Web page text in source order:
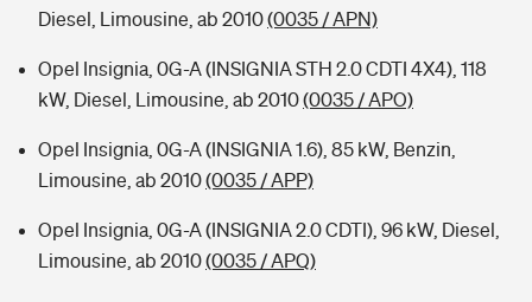
Diesel, Limousine, ab 2010(0035 / APN)
Opel Insignia, 0G-A (INSIGNIA STH 2.0 CDTI 4X4), 118
kW, Diesel, Limousine, ab 2010(0035 / APO)
Opel Insignia, 0G-A (INSIGNIA 1.6), 85 kW, Benzin,
Limousine, ab 2010(0035 / APP)
Opel Insignia, 0G-A (INSIGNIA 2.0 CDTI), 96 kW, Diesel,
Limousine, ab 2010(0035 / APQ)